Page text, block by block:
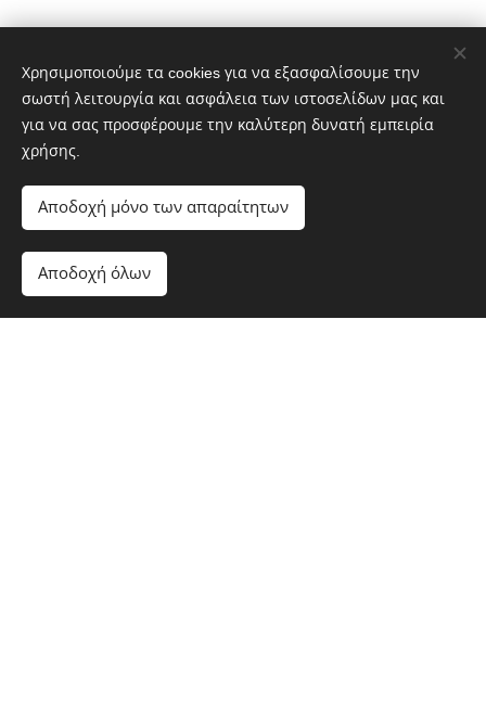
Χρησιμοποιούμε τα cookies για να εξασφαλίσουμε την
σωστή λειτουργία και ασφάλεια των ιστοσελίδων μας και
για να σας προσφέρουμε την καλύτερη δυνατή εμπειρία
χρήσης.
Αποδοχή μόνο των απαραίτητων
Αποδοχή όλων